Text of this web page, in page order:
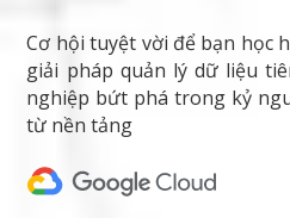
Cơ hội tuyệt vời để bạn học
giải pháp quản lý dữ liệu
nghiệp bứt phá trong kỷ
từ nền tảng